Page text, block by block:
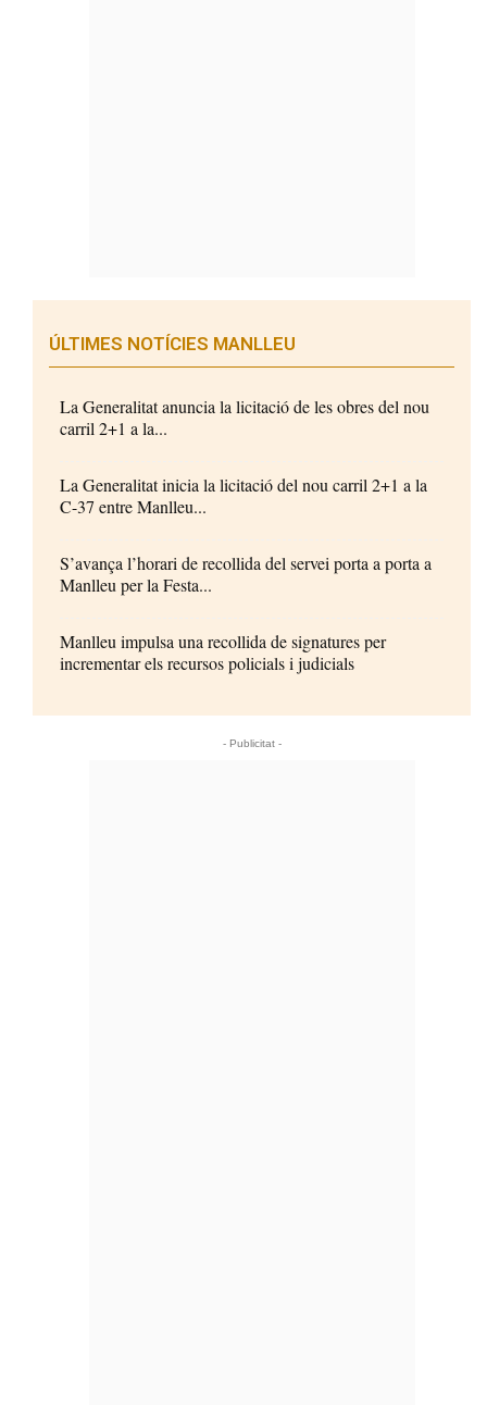
ÚLTIMES NOTÍCIES MANLLEU
La Generalitat anuncia la licitació de les obres del nou
carril 2+1 a la...
La Generalitat inicia la licitació del nou carril 2+1 a la
C-37 entre Manlleu...
S’avança l’horari de recollida del servei porta a porta a
Manlleu per la Festa...
Manlleu impulsa una recollida de signatures per
incrementar els recursos policials i judicials
- Publicitat -